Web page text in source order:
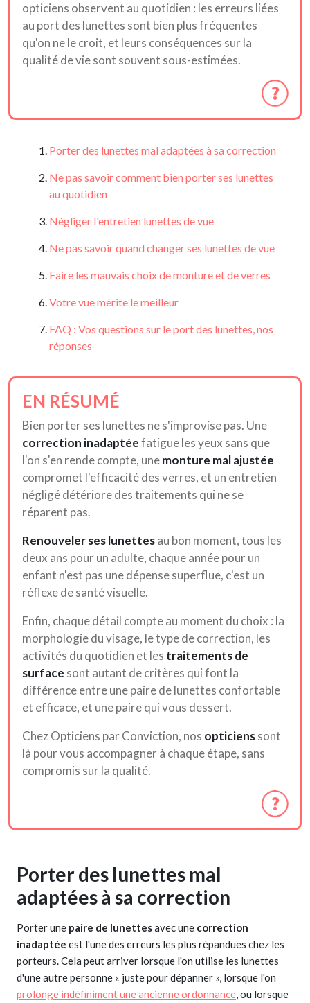
opticiens observent au quotidien : les erreurs liées
au port des lunettes sont bien plus fréquentes
qu'on ne le croit, et leurs conséquences sur la
qualité de vie sont souvent sous-estimées.
Porter des lunettes mal adaptées à sa correction
Ne pas savoir comment bien porter ses lunettes
au quotidien
Négliger l'entretien lunettes de vue
Ne pas savoir quand changer ses lunettes de vue
Faire les mauvais choix de monture et de verres
Votre vue mérite le meilleur
FAQ : Vos questions sur le port des lunettes, nos
réponses
EN RÉSUMÉ
Bien porter ses lunettes ne s'improvise pas. Une
correction inadaptéefatigue les yeux sans que
l'on s'en rende compte, unemonture mal ajustée
compromet l'efficacité des verres, et un entretien
négligé détériore des traitements qui ne se
réparent pas.
Renouveler ses lunettesau bon moment, tous les
deux ans pour un adulte, chaque année pour un
enfant n'est pas une dépense superflue, c'est un
réflexe de santé visuelle.
Enfin, chaque détail compte au moment du choix : la
morphologie du visage, le type de correction, les
activités du quotidien et les traitements de
surface sont autant de critères qui font la
différence entre une paire de lunettes confortable
et efficace, et une paire qui vous dessert.
Chez Opticiens par Conviction, nos opticienssont
là pour vous accompagner à chaque étape, sans
compromis sur la qualité.
Porter des lunettes mal
adaptées à sa correction
Porter une paire de lunettesavec une correction
inadaptée est l'une des erreurs les plus répandues chez les
porteurs. Cela peut arriver lorsque l'on utilise les lunettes
d'une autre personne « juste pour dépanner », lorsque l'on
prolonge indéfiniment une ancienne ordonnance, ou lorsque